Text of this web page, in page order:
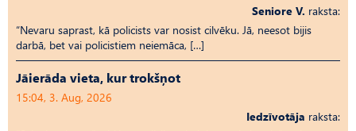
Seniore V. raksta:
“Nevaru saprast, kā policists var nosist cilvēku. Jā, neesot bijis
darbā, bet vai policistiem neiemāca, […]
Jāierāda vieta, kur trokšņot
15:04, 3. Aug, 2026
Iedzīvotāja raksta: